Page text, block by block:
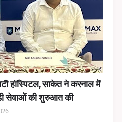
हॉस्पिटल, साकेत ने करनाल में
सेवाओं की शुरुआत की